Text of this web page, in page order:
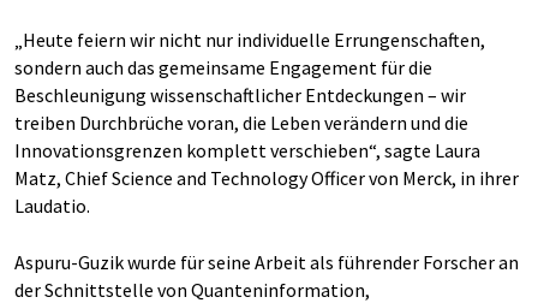
„Heute feiern wir nicht nur individuelle Errungenschaften,
sondern auch das gemeinsame Engagement für die
Beschleunigung wissenschaftlicher Entdeckungen – wir
treiben Durchbrüche voran, die Leben verändern und die
Innovationsgrenzen komplett verschieben“, sagte Laura
Matz, Chief Science and Technology Officer von Merck, in ihrer
Laudatio.
Aspuru-Guzik wurde für seine Arbeit als führender Forscher an
der Schnittstelle von Quanteninformation,